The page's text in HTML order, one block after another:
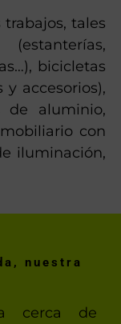
tales
bicicletas
y accesorios),
de aluminio,
con
iluminación,
nuestra
cerca de